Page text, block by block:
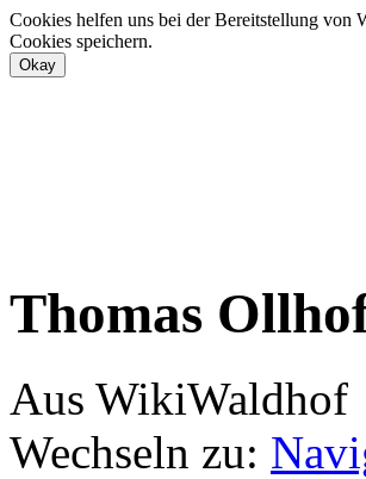
Cookies helfen uns bei der Bereitstellung
Cookies speichern.
Thomas
Aus WikiWaldhof
Wechseln zu: